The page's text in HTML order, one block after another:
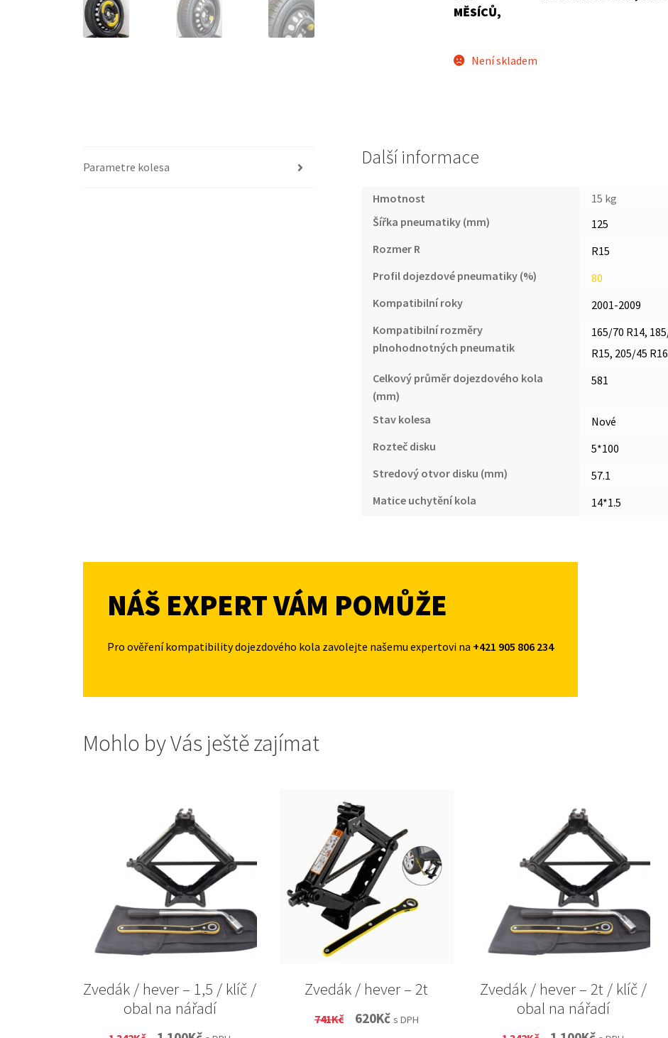
MĚSÍCŮ,
Není skladem
Parametre kolesa Další informace
Hmotnost
15 kg
Šířka pneumatiky (mm)
125
Rozmer R
R15
Profil dojezdové pneumatiky (%)
80
Kompatibilní roky
2001-2009
Kompatibilní rozměry
plnohodnotných pneumatik
165/70 R14,
R15, 205/45 R16
Celkový průměr dojezdového kola
(mm)
581
Stav kolesa
Nové
Rozteč disku
5*100
Stredový otvor disku (mm)
57.1
Matice uchytění kola
14*1.5
NÁŠ EXPERT VÁM POMŮŽE
Pro ověření kompatibility dojezdového kola zavolejte našemu expertovi na +421 905 806 234
Mohlo by Vás ještě zajímat
Zvedák / hever – 1,5 / klíč /
obal na nářadí
Zvedák / hever – 2t
741Kč
Original
620KčCurrent
s DPH
Zvedák / hever – 2t / klíč /
obal na nářadí